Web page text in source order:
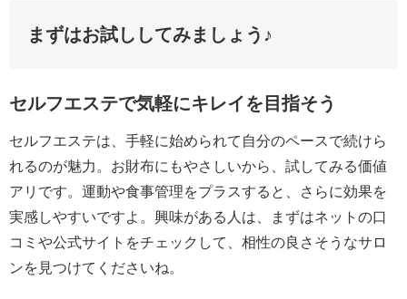
まずはお試ししてみましょう♪
セルフエステで気軽にキレイを目指そう
セルフエステは、手軽に始められて自分のペースで続けら
れるのが魅力。お財布にもやさしいから、試してみる価値
アリです。運動や食事管理をプラスすると、さらに効果を
実感しやすいですよ。興味がある人は、まずはネットの口
コミや公式サイトをチェックして、相性の良さそうなサロ
ンを見つけてくださいね。